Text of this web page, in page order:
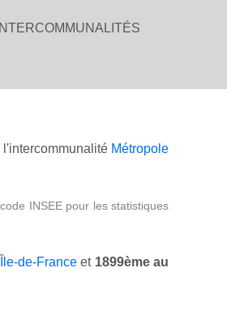
INTERCOMMUNALITÉS
Métropole
INSEE pour les statistiques
Île-de-Franceet 1899ème au